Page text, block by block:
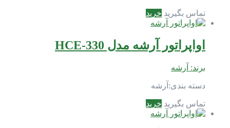
تماس بگیرید خرید
اواپراتور آرشه مدل HCE-330
برند: آرشه
دسته بندی: آرشه
تماس بگیرید خرید